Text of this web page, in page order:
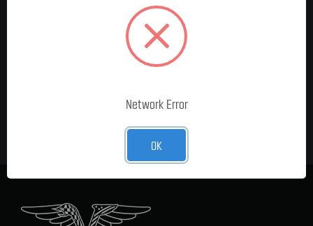
MELDE DICH FÜR UNSEREN
NEWSLETTER AN
Network Error
OK